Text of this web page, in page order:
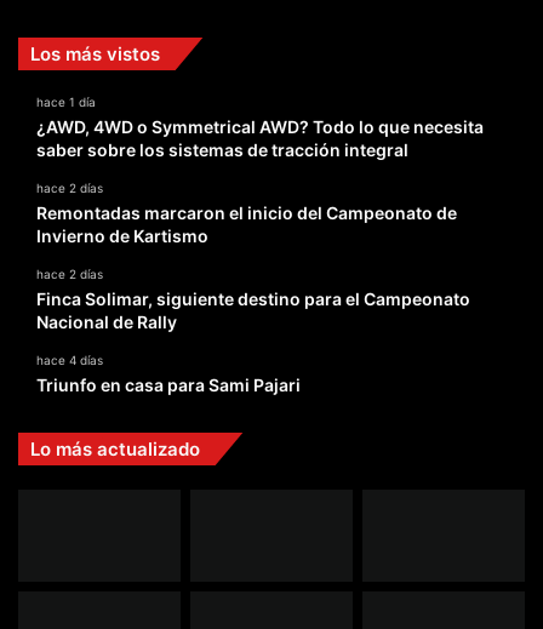
Los más vistos
hace 1 día
¿AWD, 4WD o Symmetrical AWD? Todo lo que necesita
saber sobre los sistemas de tracción integral
hace 2 días
Remontadas marcaron el inicio del Campeonato de
Invierno de Kartismo
hace 2 días
Finca Solimar, siguiente destino para el Campeonato
Nacional de Rally
hace 4 días
Triunfo en casa para Sami Pajari
Lo más actualizado